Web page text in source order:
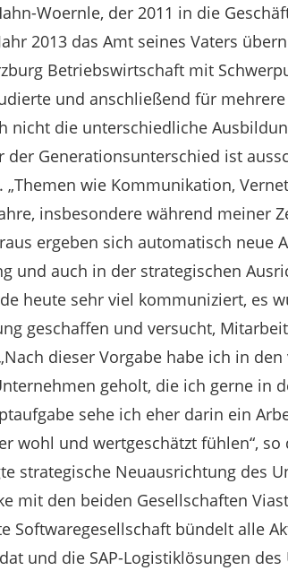
Woernle, der 2011 in die
2013 das Amt seines Vaters
Betriebswirtschaft mit
und anschließend für mehrere
nicht die unterschiedliche
der Generationsunterschied ist
wie Kommunikation,
insbesondere während meiner
ergeben sich automatisch neue
und auch in der strategischen
heute sehr viel kommuniziert, es
geschaffen und versucht,
dieser Vorgabe habe ich in den
geholt, die ich gerne in
sehe ich eher darin ein
wohl und wertgeschätzt fühlen“, so
strategische Neuausrichtung des
mit den beiden Gesellschaften
Softwaregesellschaft bündelt alle
und die SAP-Logistiklösungen